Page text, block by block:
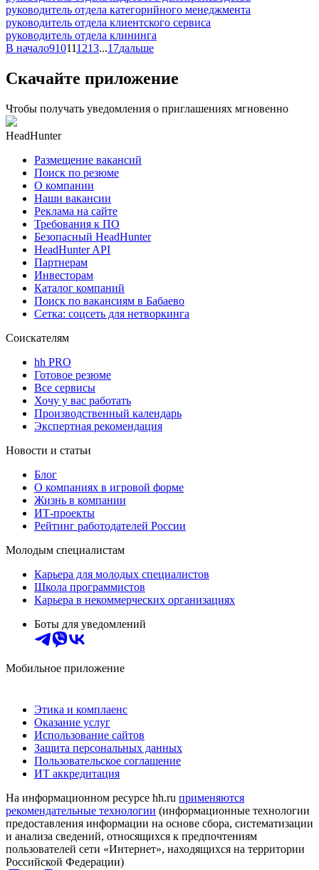
руководитель отдела категорийного менеджмента
руководитель отдела клиентского сервиса
руководитель отдела клининга
В начало910111213...17дальше
Скачайте приложение
Чтобы получать уведомления о приглашениях мгновенно
HeadHunter
Размещение вакансий
Поиск по резюме
О компании
Наши вакансии
Реклама на сайте
Требования к ПО
Безопасный HeadHunter
HeadHunter API
Партнерам
Инвесторам
Каталог компаний
Поиск по вакансиям в Бабаево
Сетка: соцсеть для нетворкинга
Соискателям
hh PRO
Готовое резюме
Все сервисы
Хочу у вас работать
Производственный календарь
Экспертная рекомендация
Новости и статьи
Блог
О компаниях в игровой форме
Жизнь в компании
ИТ-проекты
Рейтинг работодателей России
Молодым специалистам
Карьера для молодых специалистов
Школа программистов
Карьера в некоммерческих организациях
Боты для уведомлений
Мобильное приложение
Этика и комплаенс
Оказание услуг
Использование сайтов
Защита персональных данных
Пользовательское соглашение
ИТ аккредитация
На информационном ресурсе hh.ru применяются
рекомендательные технологии (информационные технологии
предоставления информации на основе сбора, систематизации
и анализа сведений, относящихся к предпочтениям
пользователей сети «Интернет», находящихся на территории
Российской Федерации)